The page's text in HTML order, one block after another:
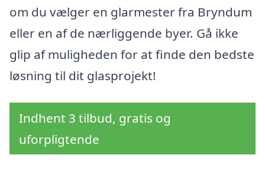
om du vælger en glarmester fra Bryndum
eller en af de nærliggende byer. Gå ikke
glip af muligheden for at finde den bedste
løsning til dit glasprojekt!
Indhent 3 tilbud, gratis og
uforpligtende